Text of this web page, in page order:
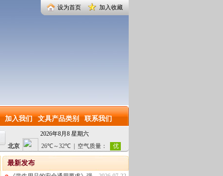
设为首页 加入收藏
加入我们 文具产品类别 联系我们
2026年8月8 星期六
最新发布